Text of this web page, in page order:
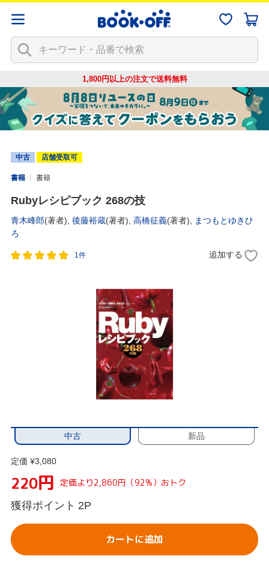
1,800円以上の注文で送料無料
中古 店舗受取可
書籍 書籍
Rubyレシピブック 268の技
青木峰郎(著者), 後藤裕蔵(著者), 高橋征義(著者),
まつもとゆきひ
ろ
1件 追加する
中古 新品
定価 ¥3,080
220円 定価より2,860円（92%）おトク
獲得ポイント 2P
カートに追加